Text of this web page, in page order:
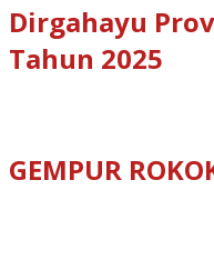
Dirgahayu
Tahun 2025
GEMPUR